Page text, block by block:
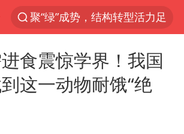
聚“绿”成势，结构转型活力足
80后女柜员获聘4200亿银行副行长
食震惊学界！我国
这一动物耐饿“绝